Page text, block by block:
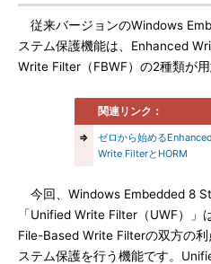
従来バージョンのWindows
ステム保護機能は、Enhanced
Write Filter（FBWF）の2種類が用
関連リンク：
⇒
ゼロから始めるEnhanced
Write FilterとHORM
今回、Windows Embedded 8
「Unified Write Filter（UWF）
File-Based Write Filterの双方の
ステム保護を行う機能です。